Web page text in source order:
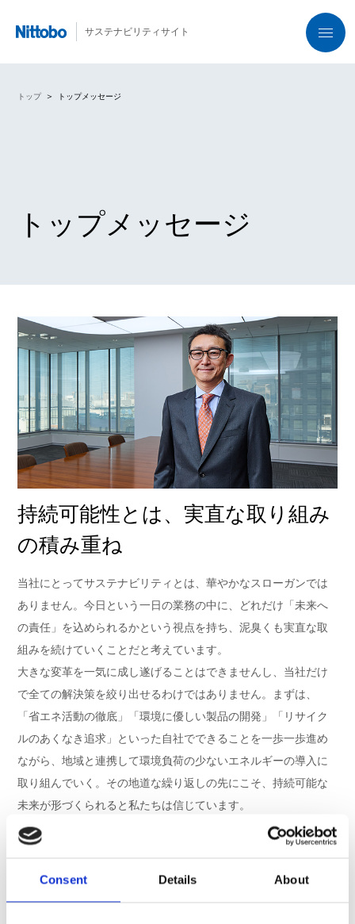
Consent Details About
サステナビリティサイト
トップ トップメッセージ
トップメッセージ
持続可能性とは、実直な取り組み
の積み重ね
当社にとってサステナビリティとは、華やかなスローガンでは
ありません。今日という一日の業務の中に、どれだけ「未来へ
の責任」を込められるかという視点を持ち、泥臭くも実直な取
組みを続けていくことだと考えています。
大きな変革を一気に成し遂げることはできませんし、当社だけ
で全ての解決策を絞り出せるわけではありません。まずは、
「省エネ活動の徹底」「環境に優しい製品の開発」「リサイク
ルのあくなき追求」といった自社でできることを一歩一歩進め
ながら、地域と連携して環境負荷の少ないエネルギーの導入に
取り組んでいく。その地道な繰り返しの先にこそ、持続可能な
未来が形づくられると私たちは信じています。
的な取り組み事例）